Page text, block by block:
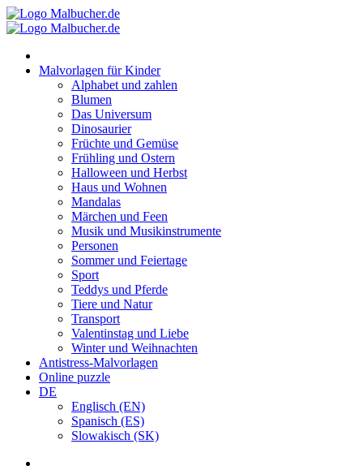
Zum
Inhalt
Malvorlagen für Kinder
Alphabet und zahlen
Blumen
Das Universum
Dinosaurier
Früchte und Gemüse
Frühling und Ostern
Halloween und Herbst
Haus und Wohnen
Mandalas
Märchen und Feen
Musik und Musikinstrumente
Personen
Sommer und Feiertage
Sport
Teddys und Pferde
Tiere und Natur
Transport
Valentinstag und Liebe
Winter und Weihnachten
Antistress-Malvorlagen
Online puzzle
DE
Englisch (EN)
Spanisch (ES)
Slowakisch (SK)